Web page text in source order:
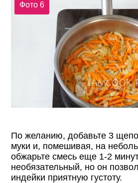
Фото 6
По желанию, добавьте 3
муки и, помешивая, на
обжарьте смесь еще 1-2
необязательный, но он
индейки приятную густоту.